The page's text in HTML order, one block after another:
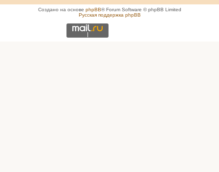
Создано на основе phpBB® Forum Software © phpBB Limited
Русская поддержка phpBB